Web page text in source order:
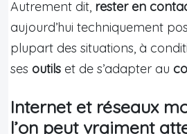
Autrement dit, rester en
aujourd’hui techniquement
plupart des situations, à
ses outils et de s’adapter au
Internet et réseaux
l’on peut vraiment